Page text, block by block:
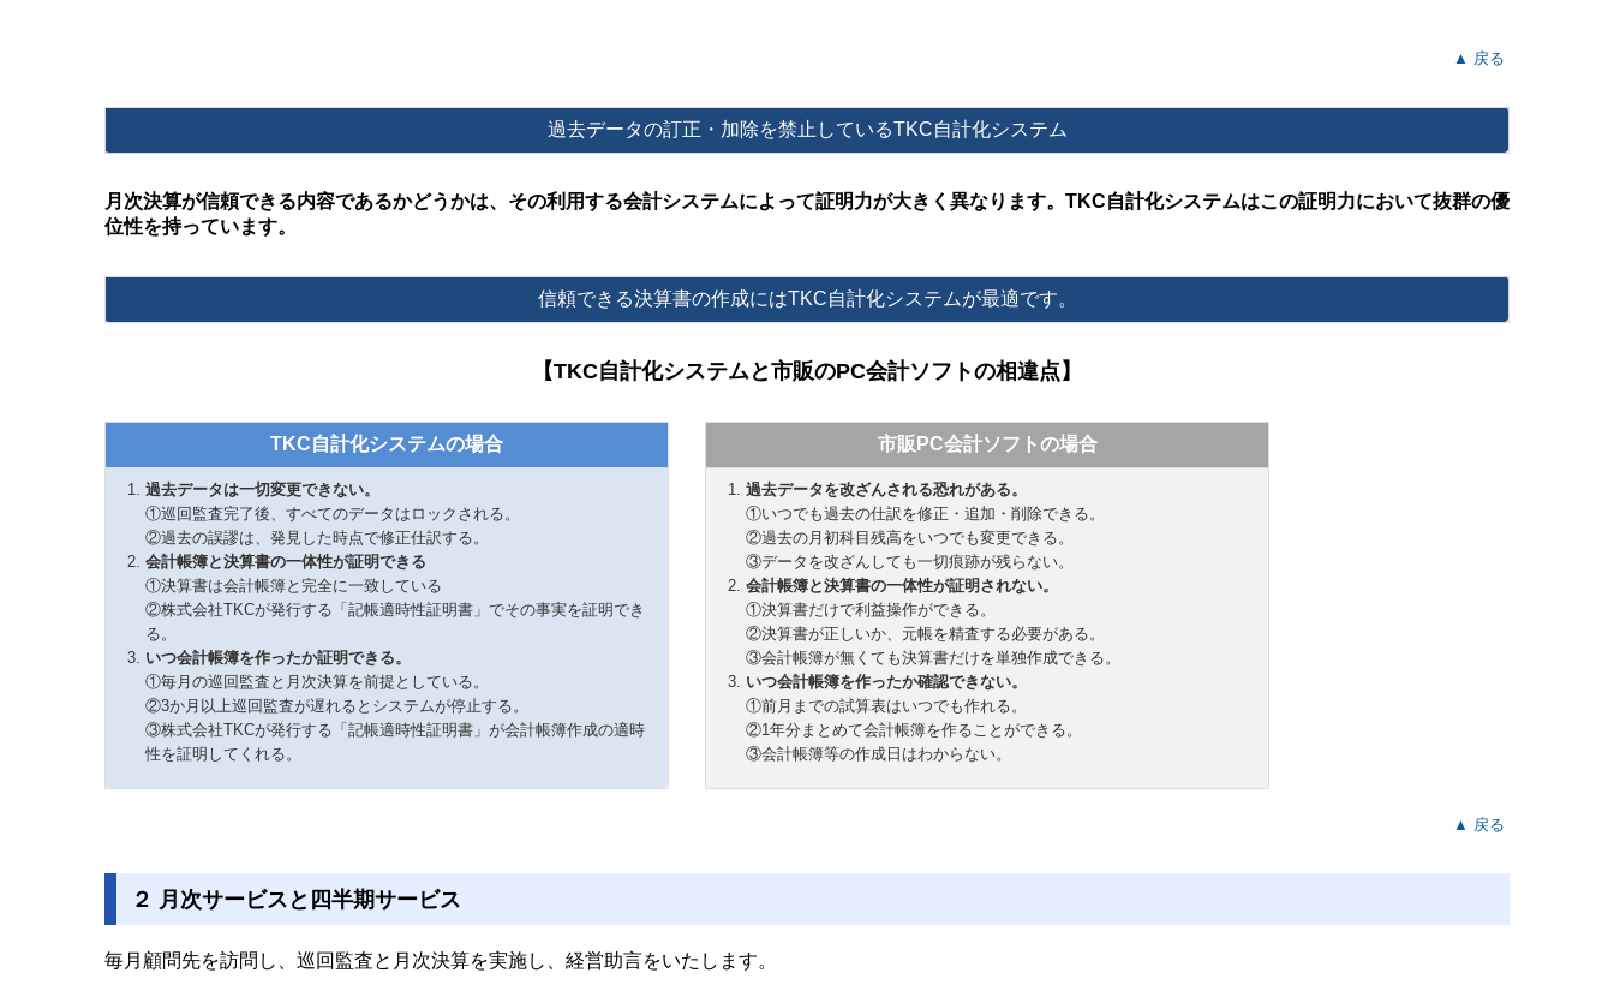
▲ 戻る
過去データの訂正・加除を禁止しているTKC自計化システム
月次決算が信頼できる内容であるかどうかは、その利用する会計システムによって証明力が大きく異なります。TKC自計化システムはこの証明力において抜群の優
位性を持っています。
信頼できる決算書の作成にはTKC自計化システムが最適です。
【TKC自計化システムと市販のPC会計ソフトの相違点】
TKC自計化システムの場合
過去データは一切変更できない。
①巡回監査完了後、すべてのデータはロックされる。
②過去の誤謬は、発見した時点で修正仕訳する。
会計帳簿と決算書の一体性が証明できる
①決算書は会計帳簿と完全に一致している
②株式会社TKCが発行する「記帳適時性証明書」でその事実を証明でき
る。
いつ会計帳簿を作ったか証明できる。
①毎月の巡回監査と月次決算を前提としている。
②3か月以上巡回監査が遅れるとシステムが停止する。
③株式会社TKCが発行する「記帳適時性証明書」が会計帳簿作成の適時
性を証明してくれる。
市販PC会計ソフトの場合
過去データを改ざんされる恐れがある。
①いつでも過去の仕訳を修正・追加・削除できる。
②過去の月初科目残高をいつでも変更できる。
③データを改ざんしても一切痕跡が残らない。
会計帳簿と決算書の一体性が証明されない。
①決算書だけで利益操作ができる。
②決算書が正しいか、元帳を精査する必要がある。
③会計帳簿が無くても決算書だけを単独作成できる。
いつ会計帳簿を作ったか確認できない。
①前月までの試算表はいつでも作れる。
②1年分まとめて会計帳簿を作ることができる。
③会計帳簿等の作成日はわからない。
▲ 戻る
２ 月次サービスと四半期サービス
毎月顧問先を訪問し、巡回監査と月次決算を実施し、経営助言をいたします。